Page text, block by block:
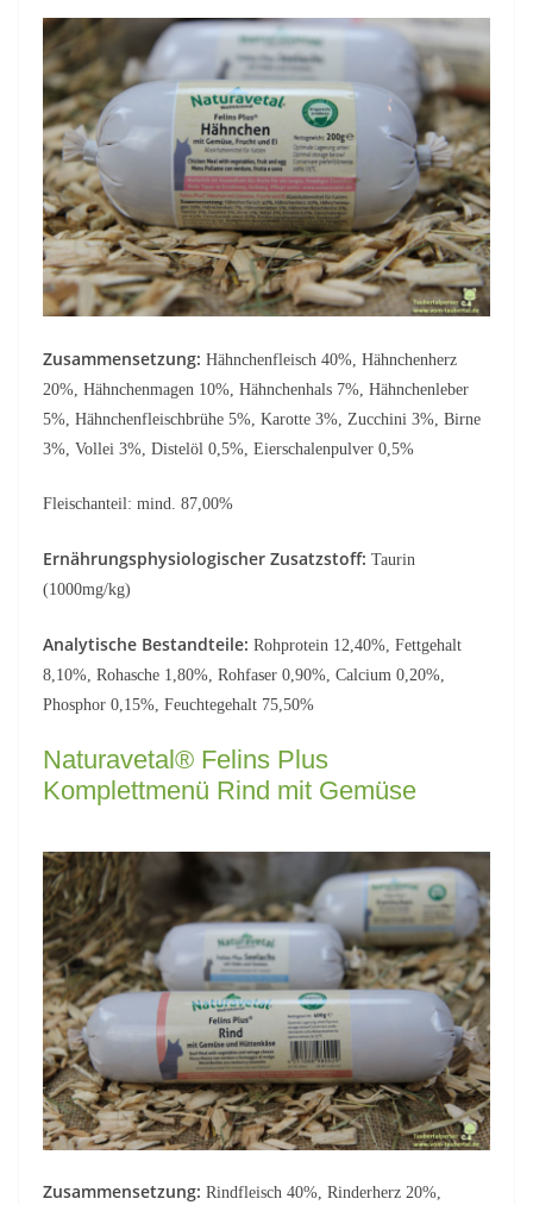
Zusammensetzung: Hähnchenfleisch 40%, Hähnchenherz
20%, Hähnchenmagen 10%, Hähnchenhals 7%, Hähnchenleber
5%, Hähnchenfleischbrühe 5%, Karotte 3%, Zucchini 3%, Birne
3%, Vollei 3%, Distelöl 0,5%, Eierschalenpulver 0,5%
Fleischanteil: mind. 87,00%
Ernährungsphysiologischer Zusatzstoff: Taurin
(1000mg/kg)
Analytische Bestandteile: Rohprotein 12,40%, Fettgehalt
8,10%, Rohasche 1,80%, Rohfaser 0,90%, Calcium 0,20%,
Phosphor 0,15%, Feuchtegehalt 75,50%
Naturavetal® Felins Plus
Komplettmenü Rind mit Gemüse
Zusammensetzung: Rindfleisch 40%, Rinderherz 20%,